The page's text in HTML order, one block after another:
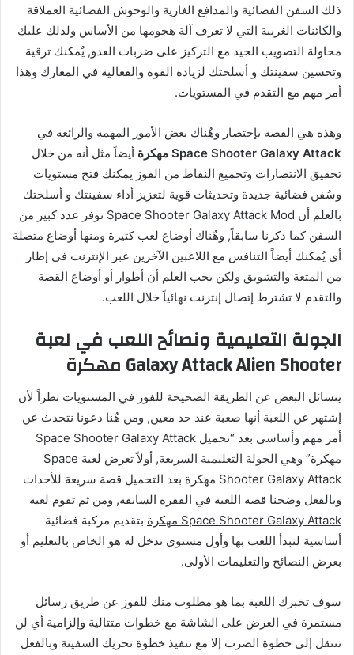
ذلك السفن الفضائية والمدافع الغازية والوحوش الفضائية العملاقة
والكائنات الغريبة التي لا تعرف آلة هجومها من الأساس ولذلك عليك
محاولة التصويب الجيد مع التركيز على ضربات العدو, يٌمكنك ترقية
وتحسين سفينتك و أسلحتك لزيادة القوة والفعالية في المعارك وهذا
أمر مهم مع التقدم في المستويات.
وهذه هي القصة بإختصار وهٌناك بعض الأمور المهمة والرائعة في
Space Shooter Galaxy Attack مهكرة
أيضاً مثل أنه من خلال
تحقيق الانتصارات وتجميع النقاط من الفوز يمكنك فتح مستويات
وسُفن فضائية جديدة وتحديثات قوية لتعزيز أداء سفينتك و أسلحتك
بالعلم أن Space Shooter Galaxy Attack Mod توفر عدد كبير من
السفن كما ذكرنا سابقاً, وهٌناك أوضاع لعب كثيرة ومنها أوضاع متصلة
أي يُمكنك أيضاً التنافس مع اللاعبين الآخرين عبر الإنترنت في إطار
من المتعة والتشويق ولكن يجب العلم أن أطوار أو أوضاع القصة
والتقدم لا تشترط إتصال إنترنت نهائياً خلال اللعب.
الجولة التعليمية ونصائح اللعب في لعبة
Galaxy Attack Alien Shooter مهكرة
يتسائل البعض عن الطريقة الصحيحة للفوز في المستويات نظراً لأن
إشتهر عن اللعبة أنها صعبة عند حد معين, ومن هٌنا دعونا نتحدث عن
أمر مهم وأساسي بعد “تحميل Space Shooter Galaxy Attack
مهكرة” وهي الجولة التعليمية السريعة, أولاً تعرض لعبة Space
Shooter Galaxy Attack مهكرة بعد التحميل قصة سريعة للأحداث
وبالفعل وضحنا قصة اللعبة في الفقرة السابقة, ومن ثم تقوم لعبة
Space Shooter Galaxy Attack مهكرة
بتقديم مركبة فضائية
أساسية لتبدأ اللعب بها وأول مستوى تدخل له هو الخاص بالتعليم أو
بعرض النصائح والتعليمات الأولى.
سوف تخبرك اللعبة بما هو مطلوب منك للفوز عن طريق رسائل
مستمرة في العرض على الشاشة مع خطوات متتالية وإلزامية أي لن
تنتقل إلى خطوة الضرب إلا مع تنفيذ خطوة تحريك السفينة وبالفعل